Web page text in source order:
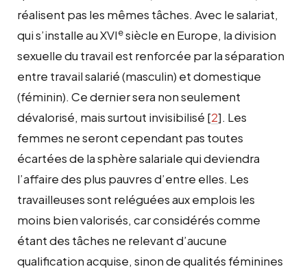
réalisent pas les mêmes tâches. Avec le salariat,
qui s’installe au XVIesiècle en Europe, la division
sexuelle du travail est renforcée par la séparation
entre travail salarié (masculin) et domestique
(féminin). Ce dernier sera non seulement
dévalorisé, mais surtout invisibilisé [2]. Les
femmes ne seront cependant pas toutes
écartées de la sphère salariale qui deviendra
l’affaire des plus pauvres d’entre elles. Les
travailleuses sont reléguées aux emplois les
moins bien valorisés, car considérés comme
étant des tâches ne relevant d’aucune
qualification acquise, sinon de qualités féminines